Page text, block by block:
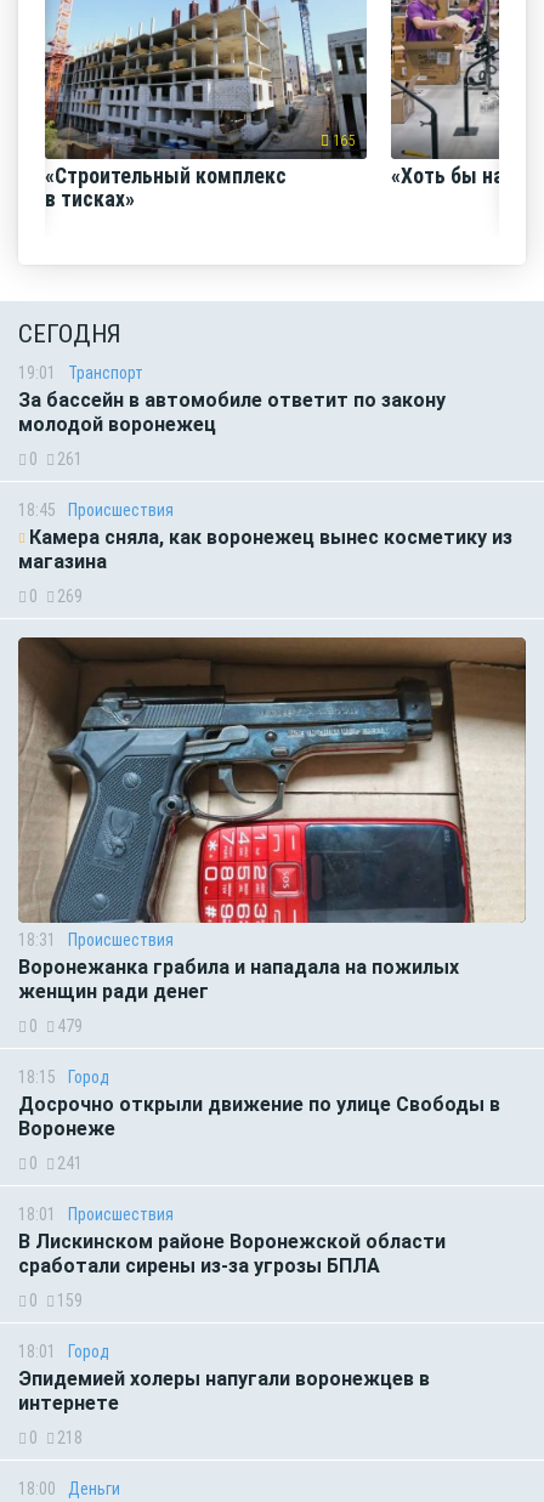
165
«Строительный комплекс
в тисках»
«Хоть бы наш
СЕГОДНЯ
19:01 Транспорт
За бассейн в автомобиле ответит по закону
молодой воронежец
0 261
18:45 Происшествия
Камера сняла, как воронежец вынес косметику из
магазина
0 269
18:31 Происшествия
Воронежанка грабила и нападала на пожилых
женщин ради денег
0 479
18:15 Город
Досрочно открыли движение по улице Свободы в
Воронеже
0 241
18:01 Происшествия
В Лискинском районе Воронежской области
сработали сирены из-за угрозы БПЛА
0 159
18:01 Город
Эпидемией холеры напугали воронежцев в
интернете
0 218
18:00 Деньги